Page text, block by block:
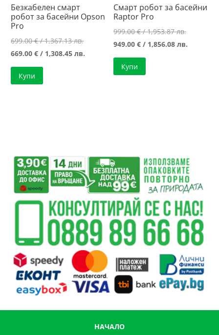
Безкабелен смарт
робот за басейни Opson
Pro
699.00€/ 1,367.13 лв.Original
price
669.00€ / 1,308.45 лв.
Купи
Смарт робот за басейни
Raptor Pro
999.00€/ 1,953.87 лв.Original
price
949.00€ / 1,856.08 лв.
Купи
НАЧАЛО